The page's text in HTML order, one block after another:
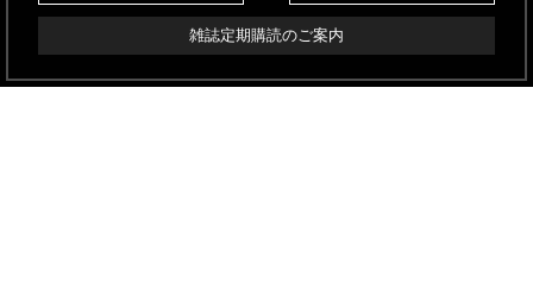
雑誌定期購読のご案内